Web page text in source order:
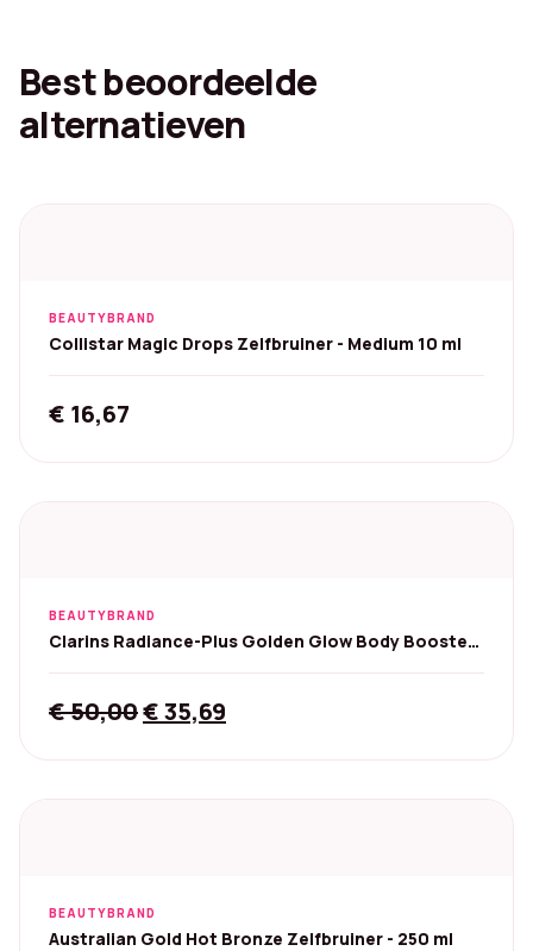
Best beoordeelde
alternatieven
BEAUTYBRAND
Collistar Magic Drops Zelfbruiner - Medium 10 ml
€ 16,67
BEAUTYBRAND
Clarins Radiance-Plus Golden Glow Body Booster
€50,00Original
€35,69
BEAUTYBRAND
Australian Gold Hot Bronze Zelfbruiner - 250 ml